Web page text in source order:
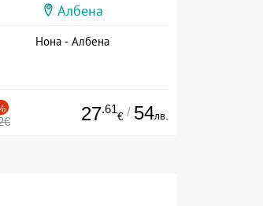
Албена
Нона - Албена
27.61
€ / 54лв.